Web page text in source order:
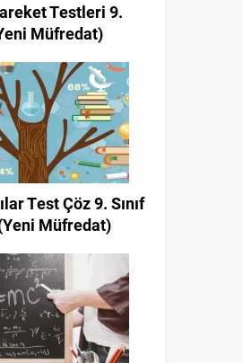
Testleri 9.
Müfredat)
Test Çöz 9. Sınıf
Müfredat)